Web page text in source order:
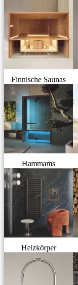
Finnische Saunas
Hammams
Heizkörper